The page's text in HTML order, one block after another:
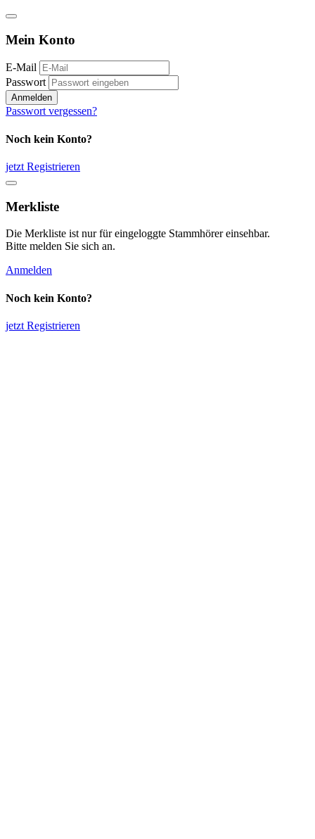
Mein Konto
E-Mail
Passwort
Anmelden
Passwort vergessen?
Noch kein Konto?
jetzt Registrieren
Merkliste
Die Merkliste ist nur für eingeloggte Stammhörer einsehbar.
Bitte melden Sie sich an.
Anmelden
Noch kein Konto?
jetzt Registrieren